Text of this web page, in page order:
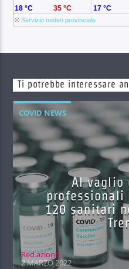
©Servizio meteo provinciale
18 °C 35 °C 17 °C
Ti potrebbe interessare
COVID NEWS
Al vaglio
professionali
120 sanitari
Red.azione
2 MARZO 2022